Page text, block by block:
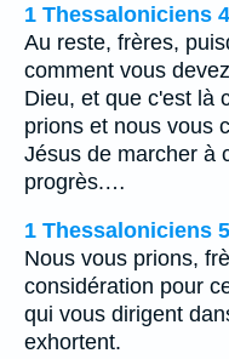
1 Thessaloniciens
Au reste, frères,
comment vous
Dieu, et que c'est là
prions et nous vous
Jésus de marcher à
progrès.…
1 Thessaloniciens
Nous vous prions,
considération pour
qui vous dirigent
exhortent.